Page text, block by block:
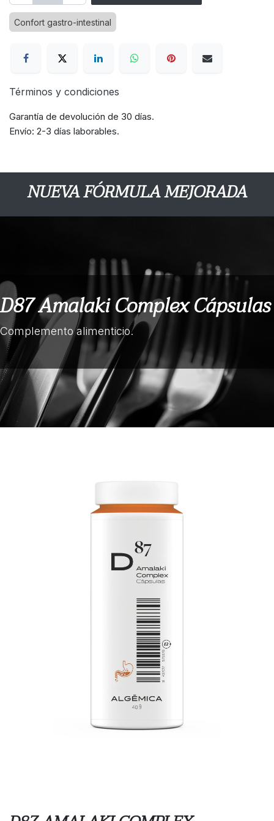
Confort gastro-intestinal
Términos y condiciones
Garantía de devolución de 30 días.
Envío: 2-3 días laborables.
NUEVA FÓRMULA MEJORADA
D87 Amalaki Complex Cápsulas
Complemento alimenticio.